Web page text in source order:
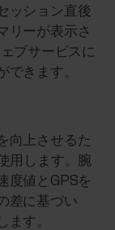
ッション直後
リーが表示さ
ブサービスに
できます。
向上させるた
用します。腕
度値とGPSを
差に基づい
ます。